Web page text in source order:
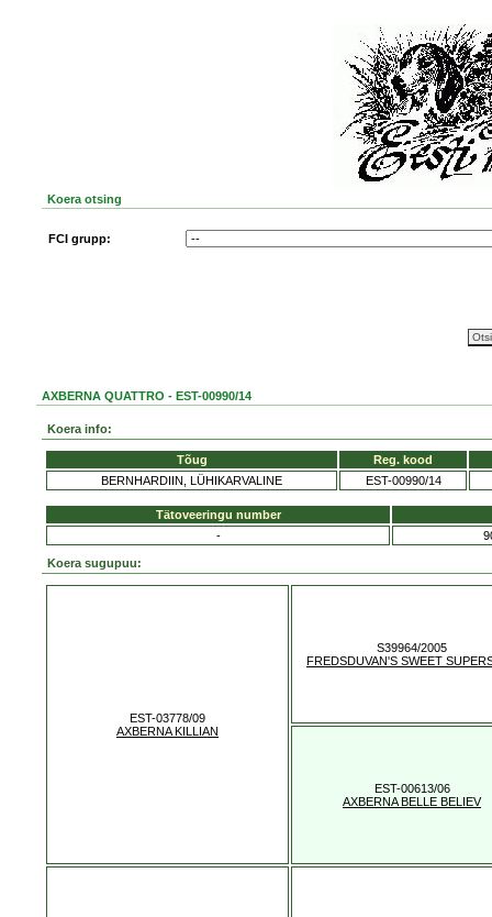
Koera otsing
FCI grupp:
AXBERNA QUATTRO - EST-00990/14
Koera info:
Tõug
Reg. kood
BERNHARDIIN, LÜHIKARVALINE
EST-00990/14
Tätoveeringu number
-
Koera sugupuu:
EST-03778/09
AXBERNA KILLIAN
S39964/2005
FREDSDUVAN'S SWEET
EST-00613/06
AXBERNA BELLE BELIEV